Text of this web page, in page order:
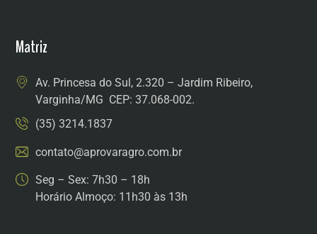
Matriz
Av. Princesa do Sul, 2.320 – Jardim Ribeiro,
Varginha/MG CEP: 37.068-002.
(35) 3214.1837
contato@aprovaragro.com.br
Seg – Sex: 7h30 – 18h
Horário Almoço: 11h30 às 13h